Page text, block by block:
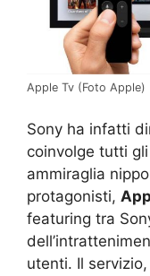
Apple Tv (Foto Apple)
Sony ha infatti
coinvolge tutti
ammiraglia
protagonisti,
featuring tra
utenti. Il